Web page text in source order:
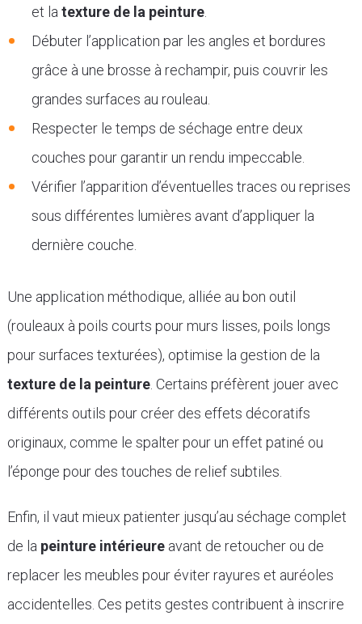
et la texture de la peinture.
Débuter l’application par les angles et bordures
grâce à une brosse à rechampir, puis couvrir les
grandes surfaces au rouleau.
Respecter le temps de séchage entre deux
couches pour garantir un rendu impeccable.
Vérifier l’apparition d’éventuelles traces ou reprises
sous différentes lumières avant d’appliquer la
dernière couche.
Une application méthodique, alliée au bon outil
(rouleaux à poils courts pour murs lisses, poils longs
pour surfaces texturées), optimise la gestion de la
texture de la peinture. Certains préfèrent jouer avec
différents outils pour créer des effets décoratifs
originaux, comme le spalter pour un effet patiné ou
l’éponge pour des touches de relief subtiles.
Enfin, il vaut mieux patienter jusqu’au séchage complet
de la peinture intérieureavant de retoucher ou de
replacer les meubles pour éviter rayures et auréoles
accidentelles. Ces petits gestes contribuent à inscrire